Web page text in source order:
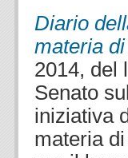
Diario
materia
2014, del
Senato
iniziativa
materia